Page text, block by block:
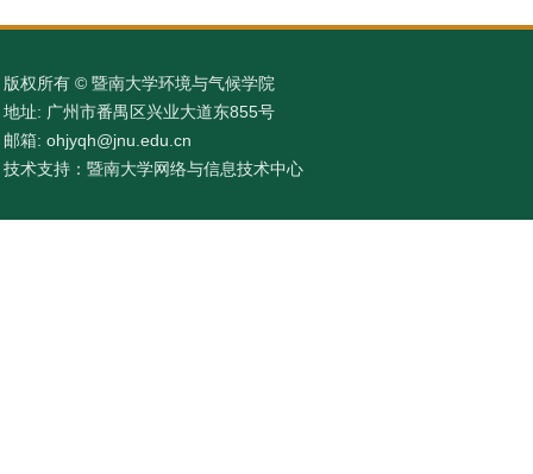
版权所有 © 暨南大学环境与气候学院
地址: 广州市番禺区兴业大道东855号
邮箱: ohjyqh@jnu.edu.cn
技术支持：暨南大学网络与信息技术中心